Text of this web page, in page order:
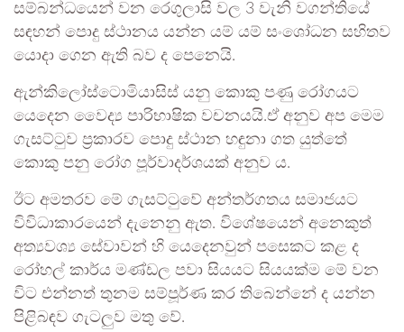
සම්බන්ධයෙන් වන රෙගුලාසි වල 3 වැනි වගන්තියේ
සඳහන් පොදු ස්ථානය යන්න යම් යම් සංශෝධන සහිතව
යොදා ගෙන ඇති බව ද පෙනෙයි.
ඇන්කිලෝස්ටොමියාසිස් යනු කොකු පණු රෝගයට
යෙදෙන වෛද්‍ය පාරිභාෂික වචනයයි.ඒ අනුව අප මෙම
ගැසට්ටුව ප්‍රකාරව පොදු ස්ථාන හඳුනා ගත යුත්තේ
කොකු පනු රෝග පූර්වාදර්ශයක් අනුව ය.
ඊට අමතරව මේ ගැසට්ටුවේ අන්තර්ගතය සමාජයට
විවිධාකාරයෙන් දැනෙනු ඇත. විශේෂයෙන් අනෙකුත්
අත්‍යවශ්‍ය සේවාවන් හි යෙදෙනවුන් පසෙකට කළ ද
රෝහල් කාර්ය මණ්ඩල පවා සියයට සියයක්ම මේ වන
විට එන්නත් තුනම සම්පූර්ණ කර තිබෙන්නේ ද යන්න
පිළිබඳව ගැටලුව මතු වේ.